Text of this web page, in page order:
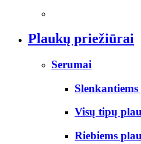
Plaukų priežiūrai
Serumai
Visų tipų
Riebiems